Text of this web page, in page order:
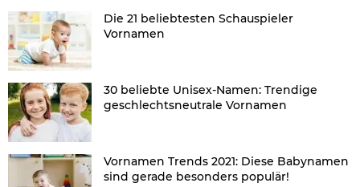
Die 21 beliebtesten Schauspieler
Vornamen
30 beliebte Unisex-Namen: Trendige
geschlechtsneutrale Vornamen
Vornamen Trends 2021: Diese Babynamen
sind gerade besonders populär!